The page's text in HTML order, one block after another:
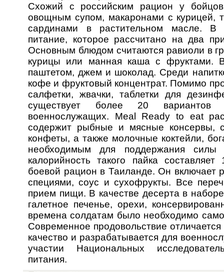
Схожий с российским рацион у
овощным супом, макаронами с курицей,
сардинами в растительном масле.
В
питание, которое рассчитано на два
Основным блюдом считаются равиоли в
курицы или манная каша с фруктами.
паштетом, джем и шоколад. Среди
кофе и фруктовый концентрат. Помимо
салфетки, жвачки, таблетки для
существует более 20 вариантов
военнослужащих. Meal Ready to eat
содержит рыбные и мясные консервы,
конфеты, а также молочные коктейли,
необходимым для поддержания
калорийность такого пайка составляет
боевой рацион в Таиланде. Он включает
специями, соус и сухофрукты. Все
прием пищи. В качестве десерта в
галетное печенье, орехи,
времена солдатам было необходимо
Современное продовольствие
качество и разрабатывается для
участии Национальных
питания.